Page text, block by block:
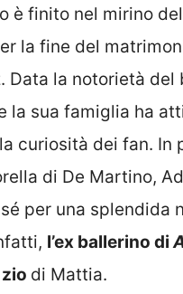
è finito nel mirino
la fine del
Data la notorietà del
la sua famiglia ha
curiosità dei fan. In
di De Martino,
per una splendida
l’ex ballerino di
di Mattia.